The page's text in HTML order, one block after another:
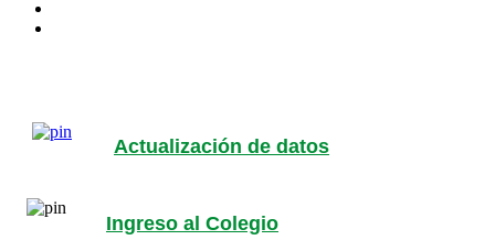
Actualización de datos
Ingreso al Colegio